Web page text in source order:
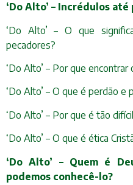
‘Do Alto’ – Incrédulos até
‘Do Alto’ – O que
pecadores?
‘Do Alto’ – Por que
‘Do Alto’ – O que é perdão e
‘Do Alto’ – Por que é tão
‘Do Alto’ – O que é ética
‘Do Alto’ – Quem é
podemos conhecê-lo?